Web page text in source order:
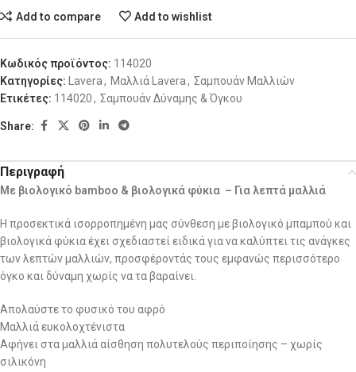
Add to compare Add to wishlist
Κωδικός προϊόντος: 114020
Κατηγορίες:
Lavera, Μαλλιά Lavera, Σαμπουάν Μαλλιών
Ετικέτες: 114020, Σαμπουάν Δύναμης & Όγκου
Share:
Περιγραφή
Με βιολογικό bamboo & βιολογικά φύκια – Για λεπτά μαλλιά
Η προσεκτικά ισορροπημένη μας σύνθεση με βιολογικό μπαμπού και
βιολογικά φύκια έχει σχεδιαστεί ειδικά για να καλύπτει τις ανάγκες
των λεπτών μαλλιών, προσφέροντάς τους εμφανώς περισσότερο
όγκο και δύναμη χωρίς να τα βαραίνει.
Απολαύστε το φυσικό του αφρό
Μαλλιά ευκολοχτένιστα
Αφήνει στα μαλλιά αίσθηση πολυτελούς περιποίησης – χωρίς
σιλικόνη